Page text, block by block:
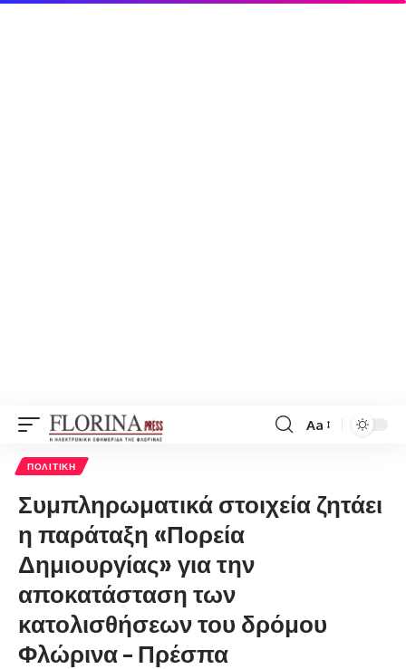
Font
Aa
ΠΟΛΙΤΙΚΉ
Συμπληρωματικά στοιχεία ζητάει
η παράταξη «Πορεία
Δημιουργίας» για την
αποκατάσταση των
κατολισθήσεων του δρόμου
Φλώρινα – Πρέσπα